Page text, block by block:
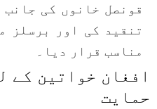
قونصل خانوں کی
تنقید کی اور برسلز
مناسب قرار دیا۔
افغان خواتین کے
حمایت